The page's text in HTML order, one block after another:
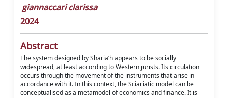
giannaccari clarissa
2024
Abstract
The system designed by Sharia’h appears to be socially
widespread, at least according to Western jurists. Its circulation
occurs through the movement of the instruments that arise in
accordance with it. In this context, the Sciariatic model can be
conceptualised as a metamodel of economics and finance. It is